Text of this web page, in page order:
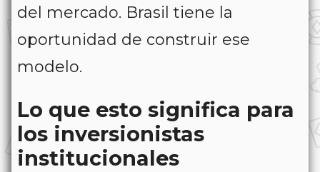
del mercado. Brasil tiene la
oportunidad de construir ese
modelo.
Lo que esto significa para
los inversionistas
institucionales